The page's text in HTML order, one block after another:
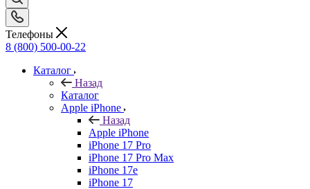
Телефоны
8 (800) 500-00-22
Каталог
Назад
Каталог
Apple iPhone
Назад
Apple iPhone
iPhone 17 Pro
iPhone 17 Pro Max
iPhone 17e
iPhone 17